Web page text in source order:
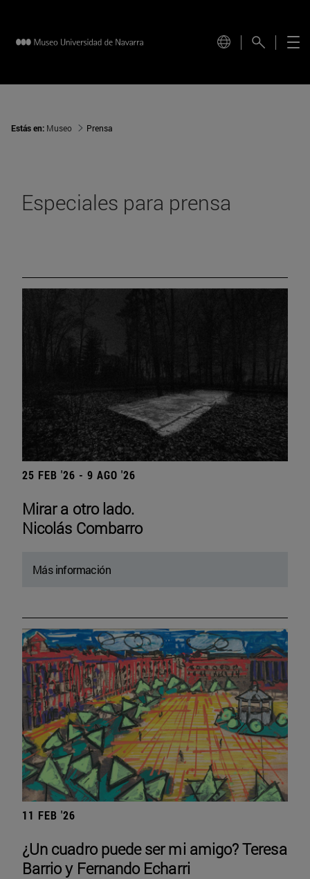
Estás en: Museo Prensa
Especiales para prensa
25 FEB '26 - 9 AGO '26
Mirar a otro lado.
Nicolás Combarro
Más información
11 FEB '26
¿Un cuadro puede ser mi amigo? Teresa
Barrio y Fernando Echarri